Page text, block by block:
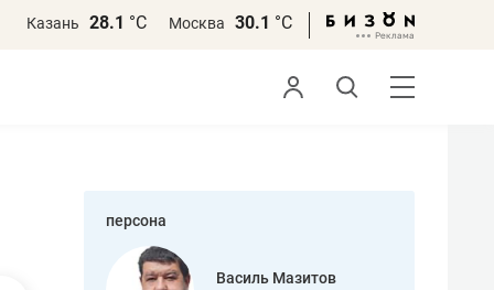
Казань 28.1 °С Москва 30.1 °С
персона
Василь Мазитов